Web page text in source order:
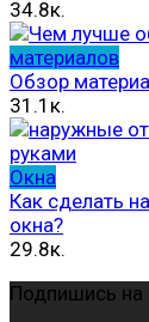
34.8к.
материалов
Обзор
31.1к.
Окна
Как сделать
окна?
29.8к.
Подпишись на